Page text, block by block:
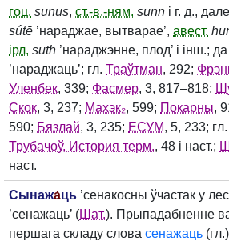
гоц. sunus, ст.-в.-ням. sunn і г. д.,
sútē ’нараджае, вытварае’, авест.
ірл. suth ’нараджэнне, плод’ і інш.; да
’нараджаць’; гл. Траўтман, 292;
Уленбек, 339; Фасмер, 3, 817–818;
Скок, 3, 237; Махэк₂, 599; Покарны,
590; Бязлай, 3, 235; ЕСУМ, 5, 233;
Трубачоў, История терм., 48 і наст.;
наст.
Сынажа́ць ’сенакосны ўчастак у
’сенажаць’ (Шат.). Прыпадабненне
першага складу слова сенажаць